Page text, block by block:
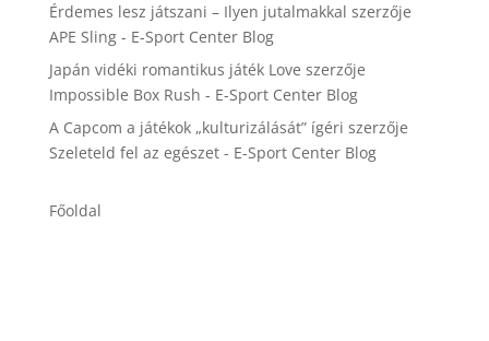
Érdemes lesz játszani – Ilyen jutalmakkal szerzője
APE Sling - E-Sport Center Blog
Japán vidéki romantikus játék Love szerzője
Impossible Box Rush - E-Sport Center Blog
A Capcom a játékok „kulturizálását” ígéri szerzője
Szeleteld fel az egészet - E-Sport Center Blog
Főoldal